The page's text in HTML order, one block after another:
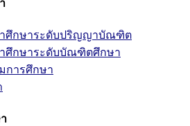
าศึกษาระดับปริญญาบัณฑิต
ศึกษาระดับบัณฑิตศึกษา
การศึกษา